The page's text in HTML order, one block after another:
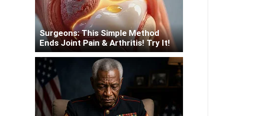
Surgeons: This Simple Method
Ends Joint Pain & Arthritis! Try It!